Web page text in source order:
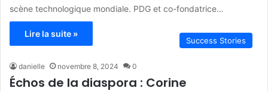
scène technologique mondiale. PDG et co-fondatrice…
Lire la suite »
Success Stories
danielle novembre 8, 2024 0
Échos de la diaspora : Corine